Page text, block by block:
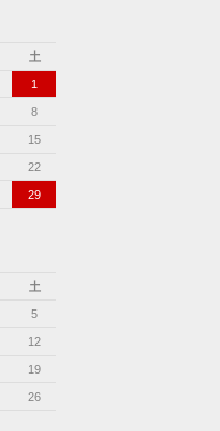
土
1
8
15
22
29
土
5
12
19
26